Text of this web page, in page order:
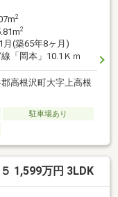
2
2
月(築65年8ヶ月)
「岡本」10.1Ｋｍ
高根沢町大字上高根
駐車場あり
1,599万円 3LDK